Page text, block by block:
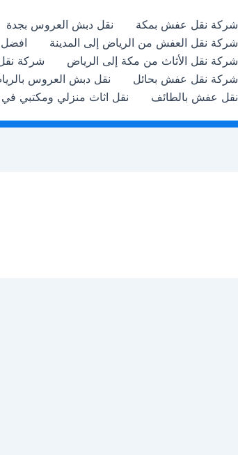
شركة نقل عفش بمكة نقل دبش العروس بجدة
شركة نقل العفش من الرياض إلى المدينة
افضل 10 شركات نقل عفش بمكة
شركة نقل الأثاث من مكة إلى الرياض
شركة
شركة نقل عفش بحائل
نقل دبش العروس
نقل عفش بالطائف
نقل اثاث منزلي ومكتبي